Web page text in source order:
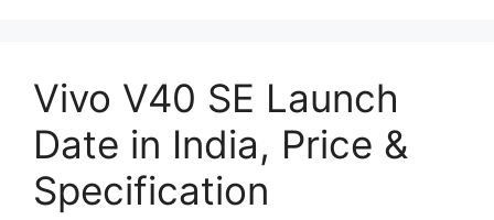
Vivo V40 SE Launch
Date in India, Price &
Specification